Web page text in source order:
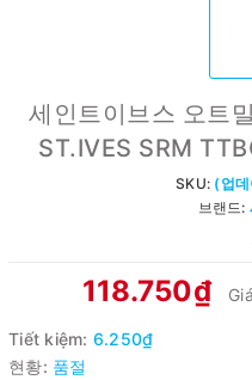
세인트이브스 오트
ST.IVES SRM
SKU: (업
브랜드:
118.750₫
Tiết kiệm: 6.250₫
현황: 품절